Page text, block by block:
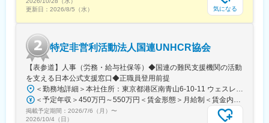
更新日： 2026/8/5（水） 気になる
特定非営利活動法人国連UNHCR協会
【表参道】人事（労務・給与社保等）◆国連の難民支援機関の活動
を支える日本公式支援窓口◆正職員登用前提
掲載予定期間： 2026/7/6（月） 〜
2026/10/4（日）